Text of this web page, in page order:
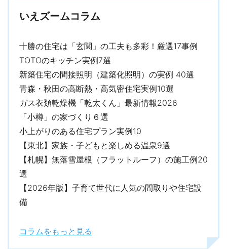
いえズームコラム
十勝の住宅は「玄関」の工夫も多彩！厳選17事例
TOTOのキッチン実例7選
新築住宅の間接照明（建築化照明）の実例 40選
青森・秋田の高断熱・高気密住宅実例10選
ガス衣類乾燥機「乾太くん」最新情報2026
「小樽」の家づくり６選
小上がりのある住宅プラン実例10
【東北】家族・子どもと楽しめる温泉9選
【札幌】無落雪屋根（フラットルーフ）の施工例20
選
【2026年版】子育て世代に人気の間取りや住宅設
備
コラムをもっと見る